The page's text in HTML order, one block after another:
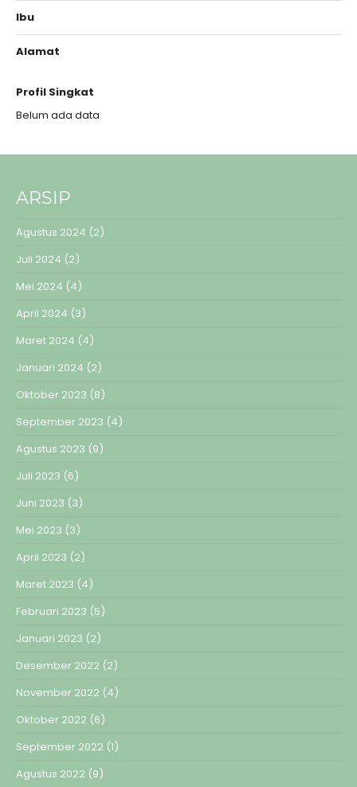
Ibu
Alamat
Profil Singkat
Belum ada data
ARSIP
Agustus 2024 (2)
Juli 2024 (2)
Mei 2024 (4)
April 2024 (3)
Maret 2024 (4)
Januari 2024 (2)
Oktober 2023 (8)
September 2023 (4)
Agustus 2023 (9)
Juli 2023 (6)
Juni 2023 (3)
Mei 2023 (3)
April 2023 (2)
Maret 2023 (4)
Februari 2023 (5)
Januari 2023 (2)
Desember 2022 (2)
November 2022 (4)
Oktober 2022 (6)
September 2022 (1)
Agustus 2022 (9)